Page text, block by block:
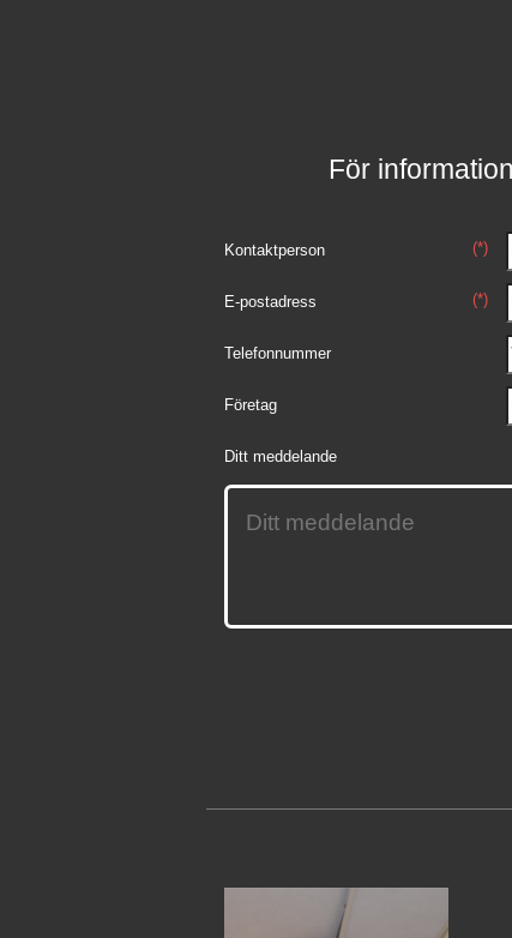
För
Kontaktperson (*)
E-postadress (*)
Telefonnummer
Företag
Ditt meddelande